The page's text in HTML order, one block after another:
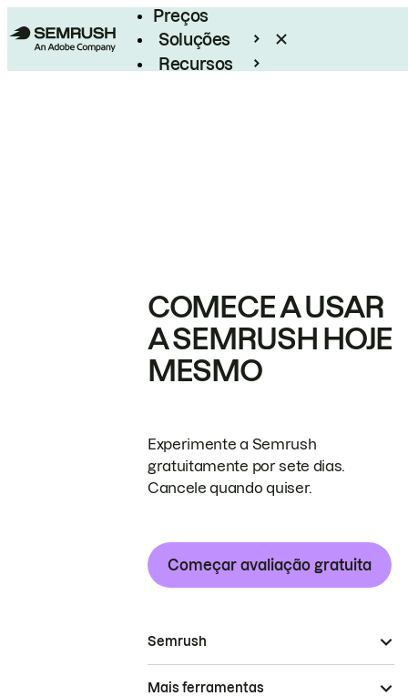
Preços
Soluções
Recursos
COMECE A USAR
A SEMRUSH HOJE
MESMO
Experimente a Semrush
gratuitamente por sete dias.
Cancele quando quiser.
Começar avaliação gratuita
Semrush
Mais ferramentas